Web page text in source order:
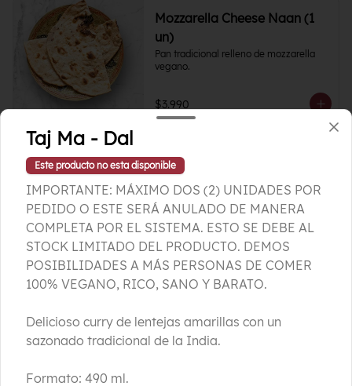
Mozzarella Cheese Naan (1
un)
Pan tradicional relleno de mozzarella
vegano.
$3.990
Ubicación
Taj Ma - Dal
Este producto no esta disponible
IMPORTANTE: MÁXIMO DOS (2) UNIDADES POR
PEDIDO O ESTE SERÁ ANULADO DE MANERA
COMPLETA POR EL SISTEMA. ESTO SE DEBE AL
STOCK LIMITADO DEL PRODUCTO. DEMOS
POSIBILIDADES A MÁS PERSONAS DE COMER
100% VEGANO, RICO, SANO Y BARATO.
Delicioso curry de lentejas amarillas con un
sazonado tradicional de la India.
Formato: 490 ml.